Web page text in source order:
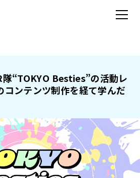
“TOKYO Besties”の活動レ
コンテンツ制作を経て学んだ